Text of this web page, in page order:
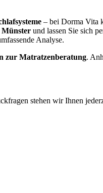
– bei Dorma Vita
Münster und lassen Sie sich
Analyse.
zur Matratzenberatung.
stehen wir Ihnen